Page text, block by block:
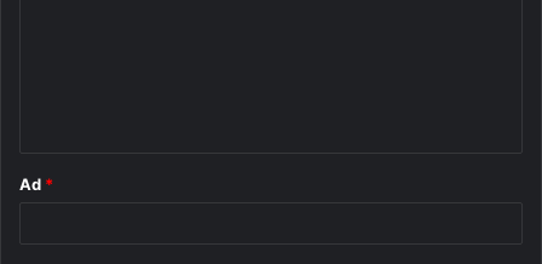
Ad *